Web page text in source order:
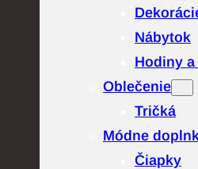
Nábytok
Hodiny
Oblečenie
Tričká
Módne
Čiapky